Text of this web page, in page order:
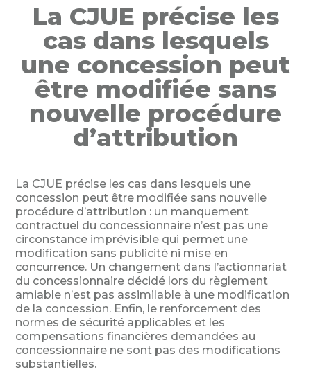
La CJUE précise les
cas dans lesquels
une concession peut
être modifiée sans
nouvelle procédure
d’attribution
La CJUE précise les cas dans lesquels une
concession peut être modifiée sans nouvelle
procédure d’attribution : un manquement
contractuel du concessionnaire n’est pas une
circonstance imprévisible qui permet une
modification sans publicité ni mise en
concurrence. Un changement dans l’actionnariat
du concessionnaire décidé lors du règlement
amiable n’est pas assimilable à une modification
de la concession. Enfin, le renforcement des
normes de sécurité applicables et les
compensations financières demandées au
concessionnaire ne sont pas des modifications
substantielles.